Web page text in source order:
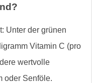
Unter der grünen
Vitamin C (pro
wertvolle
oder Senföle.